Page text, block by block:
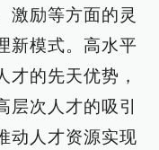
激励等方面的灵
新模式。高水平
才的先天优势，
层次人才的吸引
动人才资源实现